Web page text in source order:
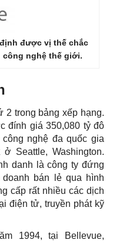
được vị thế chắc
nghệ thế giới.
trong bảng xếp hạng.
đính giá 350,080 tỷ đô
nghệ đa quốc gia
Seattle, Washington.
danh là công ty đứng
bán lẻ qua hình
cấp rất nhiều các dịch
điện tử, truyền phát kỹ
1994, tại Bellevue,